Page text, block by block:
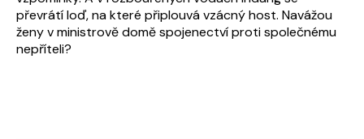
převrátí loď, na které připlouvá vzácný host. Navážou
ženy v ministrově domě spojenectví proti společnému
nepříteli?